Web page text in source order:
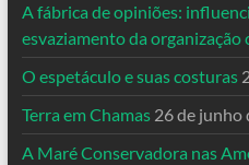
A fábrica de opiniões:
esvaziamento da organização
O espetáculo e suas costuras
Terra em Chamas 26 de junho
A Maré Conservadora nas